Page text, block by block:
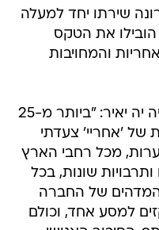
שירתו יחד למעלה
הובילו את הטקס
והמחויבות
יו"ר אחריי, האלוף (מיל.) יורם יה יה יאיר: "ביותר מ-25
של 'אחריי' צעדתי
מכל רחבי הארץ
שונות, בכל
המדהים של החברה
למסע אחד, וכולם